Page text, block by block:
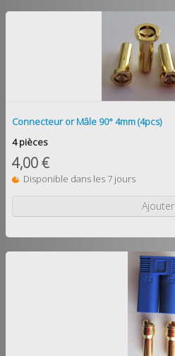
Connecteur or Mâle 90° 4mm (4pcs)
4 pièces
4,00 €
Disponible dans les 7 jours
Ajouter